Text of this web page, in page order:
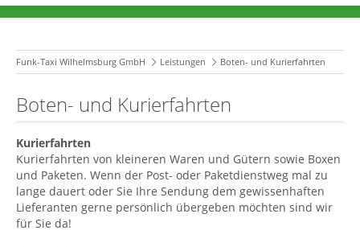
Funk-Taxi Wilhelmsburg GmbH Leistungen Boten- und Kurierfahrten
Boten- und Kurierfahrten
Kurierfahrten
Kurierfahrten von kleineren Waren und Gütern sowie Boxen
und Paketen. Wenn der Post- oder Paketdienstweg mal zu
lange dauert oder Sie Ihre Sendung dem gewissenhaften
Lieferanten gerne persönlich übergeben möchten sind wir
für Sie da!